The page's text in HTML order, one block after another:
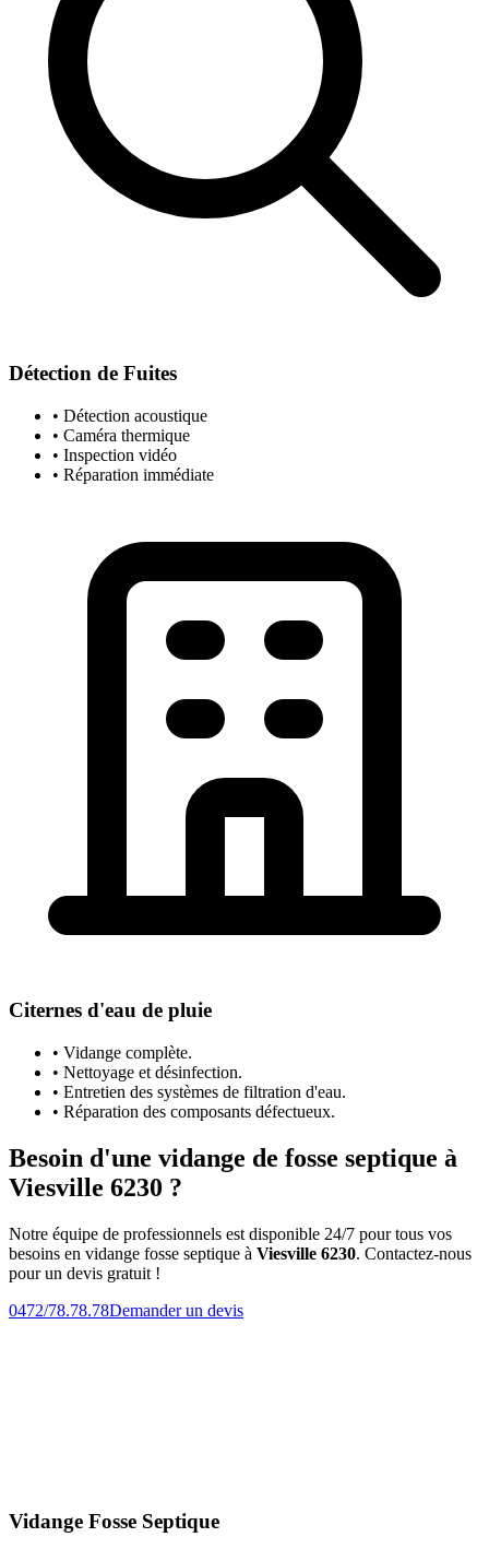
Détection de Fuites
• Détection acoustique
• Caméra thermique
• Inspection vidéo
• Réparation immédiate
Citernes d'eau de pluie
• Vidange complète.
• Nettoyage et désinfection.
• Entretien des systèmes de filtration d'eau.
• Réparation des composants défectueux.
Besoin d'une vidange de fosse septique à
Viesville 6230 ?
Notre équipe de professionnels est disponible 24/7 pour tous vos
besoins en vidange fosse septique à Viesville 6230. Contactez-nous
pour un devis gratuit !
0472/78.78.78Demander un devis
Vidange Fosse Septique